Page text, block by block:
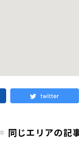
同じエリアの記